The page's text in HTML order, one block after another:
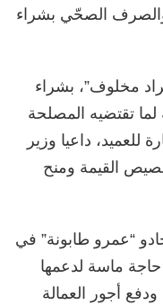
الصحّي بشراء
مخلوف”، بشراء
لما تقتضيه المصلحة
للعميد، داعيا وزير
القيمة ومنح
“عمرو طابونة” في
حاجة ماسة لدعمها
ودفع أجور العمالة